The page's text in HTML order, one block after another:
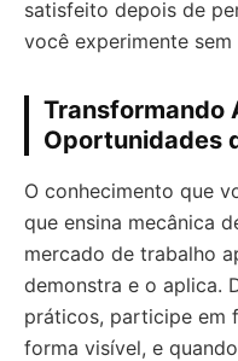
satisfeito depois de
você experimente
Transformando
Oportunidades
O conhecimento que
que ensina mecânica
mercado de trabalho
demonstra e o aplica.
práticos, participe em
forma visível, e